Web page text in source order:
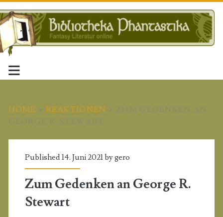
HOME > REAKTIONEN >
Published 14. Juni 2021 bygero
Zum Gedenken an George R.
Stewart